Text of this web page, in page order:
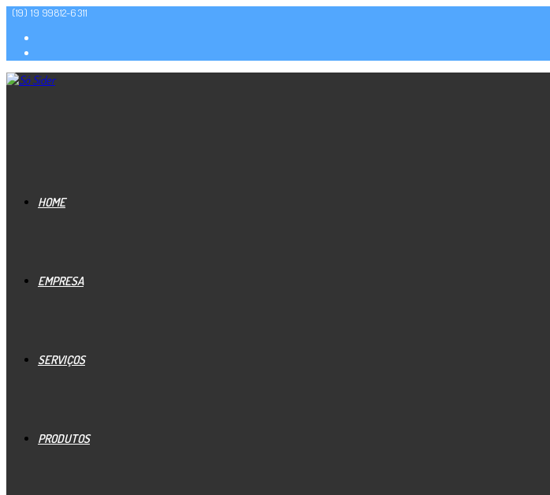
(19) 19 99812-6311
HOME
EMPRESA
SERVIÇOS
PRODUTOS